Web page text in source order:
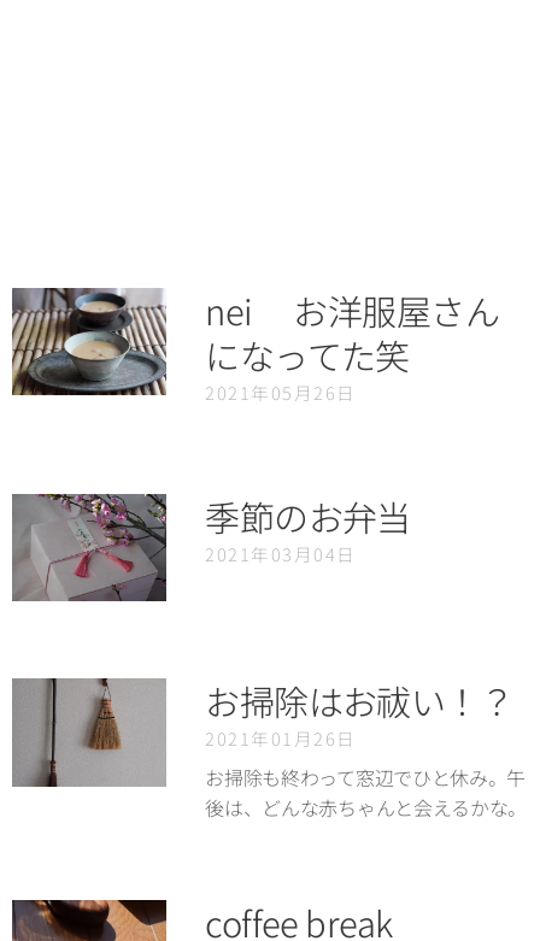
nei お洋服屋さん
になってた笑
2021年05月26日
季節のお弁当
2021年03月04日
お掃除はお祓い！？
2021年01月26日
お掃除も終わって窓辺でひと休み。午
後は、どんな赤ちゃんと会えるかな。
coffee break